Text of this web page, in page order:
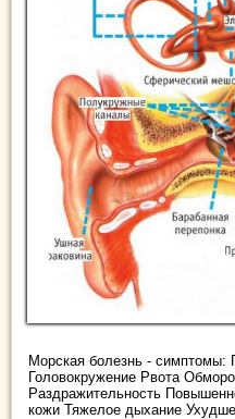
Морская болезнь - симптомы:
Головокружение Рвота
Раздражительность
кожи Тяжелое дыхание